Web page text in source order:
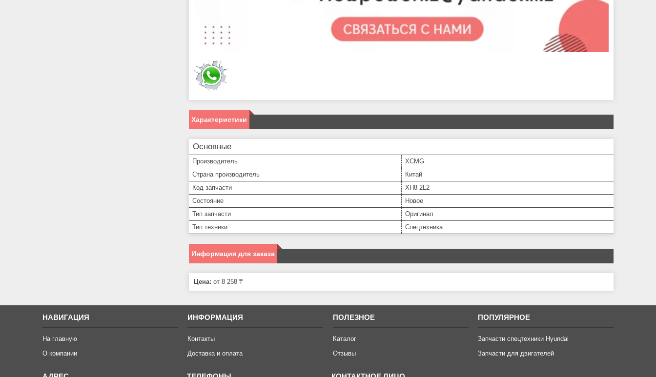
Характеристики
Основные
Производитель
XCMG
Страна производитель
Китай
Код запчасти
XH8-2L2
Состояние
Новое
Тип запчасти
Оригинал
Тип техники
Спецтехника
Информация для заказа
Цена: от 8 258 ₸
НАВИГАЦИЯ
На главную
О компании
ИНФОРМАЦИЯ
Контакты
Доставка и оплата
ПОЛЕЗНОЕ
Каталог
Отзывы
ПОПУЛЯРНОЕ
Запчасти спецтехники Hyundai
Запчасти для двигателей